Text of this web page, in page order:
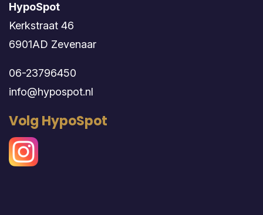
HypoSpot
Kerkstraat 46
6901AD Zevenaar
06-23796450
info@hypospot.nl
Volg HypoSpot